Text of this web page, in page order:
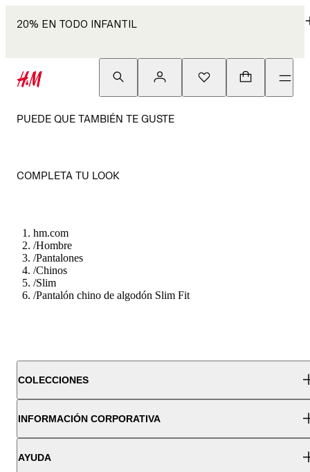
20% EN TODO INFANTIL
PUEDE QUE TAMBIÉN TE GUSTE
COMPLETA TU LOOK
hm.com
/Hombre
/Pantalones
/Chinos
/Slim
/Pantalón chino de algodón Slim Fit
COLECCIONES
INFORMACIÓN CORPORATIVA
AYUDA